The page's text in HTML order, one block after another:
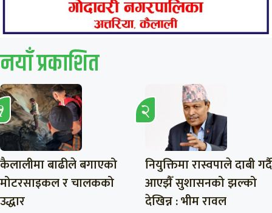
नयाँ प्रकाशित
कैलालीमा बाढीले बगाएको
मोटरसाइकल र चालकको
उद्धार
नियुक्तिमा रास्वपाले दाबी गर्दै
आएझैँ सुशासनको झल्को
देखिन्न : भीम रावल